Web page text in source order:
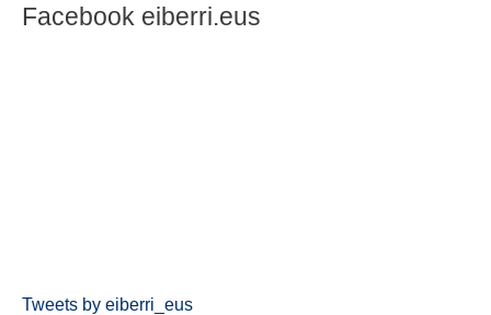
Facebook eiberri.eus
Tweets by eiberri_eus